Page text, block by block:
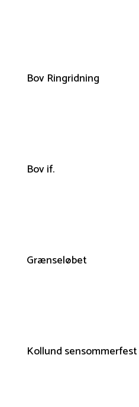
Bov Ringridning
Bov if.
Grænseløbet
Kollund sensommerfest